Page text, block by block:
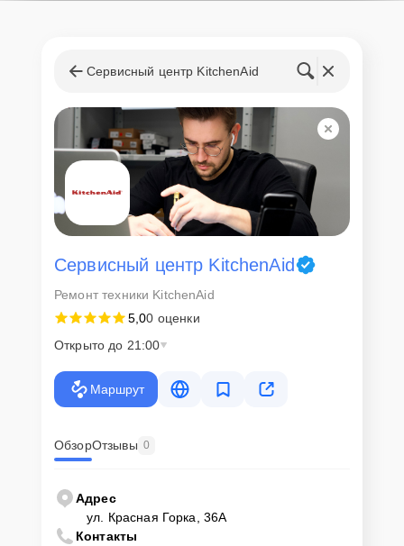
Сервисный центр KitchenAid
Сервисный центр KitchenAid
Ремонт техники KitchenAid
5,00 оценки
Открыто до 21:00
Маршрут
ОбзорОтзывы 0
Адрес
ул. Красная Горка, 36А
Контакты